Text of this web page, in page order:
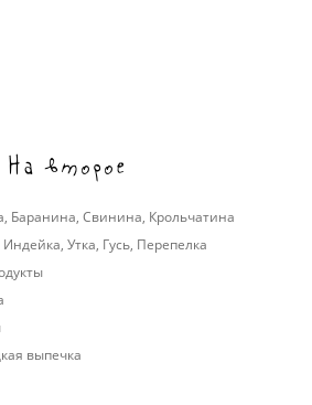
На второе
, Баранина, Свинина, Крольчатина
Индейка, Утка, Гусь, Перепелка
выпечка